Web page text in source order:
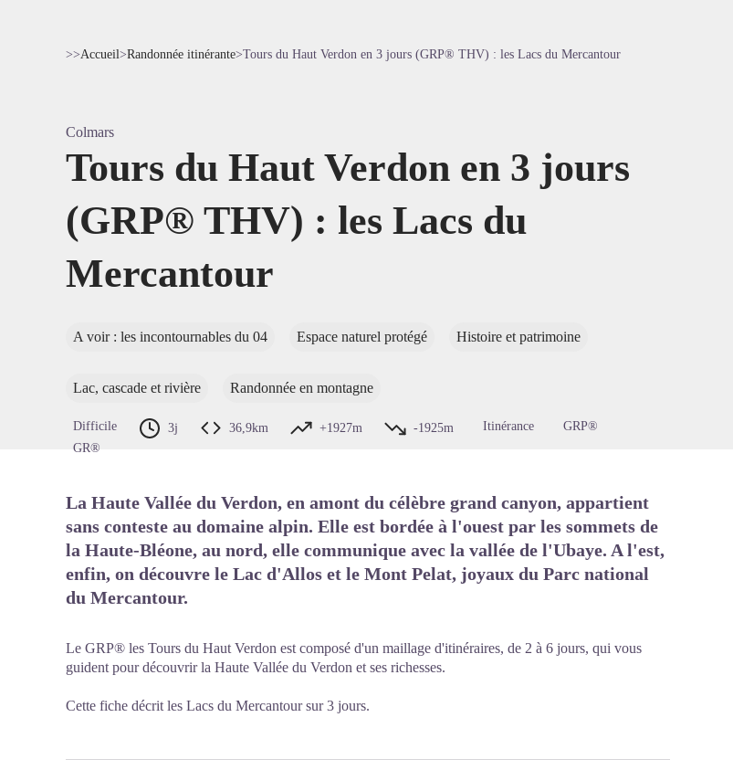
Voir l'image en plein écran
>>Accueil>Randonnée itinérante>Tours du Haut Verdon en 3 jours (GRP® THV) : les Lacs du Mercantour
Colmars
Tours du Haut Verdon en 3 jours
(GRP® THV) : les Lacs du
Mercantour
A voir : les incontournables du 04 Espace naturel protégé Histoire et patrimoine
Lac, cascade et rivière Randonnée en montagne
Difficile 3j 36,9km +1927m -1925m Itinérance
GRP®
GR®
La Haute Vallée du Verdon, en amont du célèbre grand canyon, appartient
sans conteste au domaine alpin. Elle est bordée à l'ouest par les sommets de
la Haute-Bléone, au nord, elle communique avec la vallée de l'Ubaye. A l'est,
enfin, on découvre le Lac d'Allos et le Mont Pelat, joyaux du Parc national
du Mercantour.
Le GRP® les Tours du Haut Verdon est composé d'un maillage d'itinéraires, de 2 à 6 jours, qui vous
guident pour découvrir la Haute Vallée du Verdon et ses richesses.
Cette fiche décrit les Lacs du Mercantour sur 3 jours.